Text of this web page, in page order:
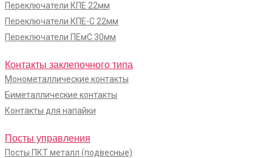
Переключатели КПЕ 22мм
Переключатели КПЕ-С 22мм
Переключатели ПЕмС 30мм
Контакты заклепочного типа
Монометаллические контакты
Биметаллические контакты
Контакты для напайки
Посты управления
Посты ПКТ металл (подвесные)